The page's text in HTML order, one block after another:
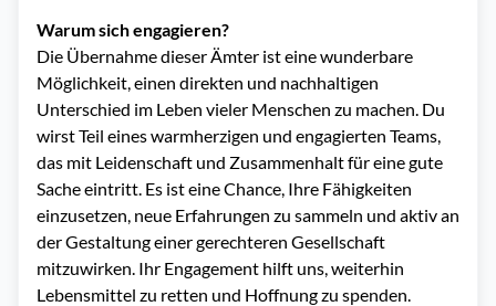
Warum sich engagieren?
Die Übernahme dieser Ämter ist eine wunderbare
Möglichkeit, einen direkten und nachhaltigen
Unterschied im Leben vieler Menschen zu machen. Du
wirst Teil eines warmherzigen und engagierten Teams,
das mit Leidenschaft und Zusammenhalt für eine gute
Sache eintritt. Es ist eine Chance, Ihre Fähigkeiten
einzusetzen, neue Erfahrungen zu sammeln und aktiv an
der Gestaltung einer gerechteren Gesellschaft
mitzuwirken. Ihr Engagement hilft uns, weiterhin
Lebensmittel zu retten und Hoffnung zu spenden.